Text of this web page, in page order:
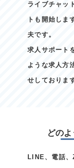
ライブチャッ
トも開始しま
夫です。
求人サポート
ような求人方
せしておりま
どの
LINE、電話